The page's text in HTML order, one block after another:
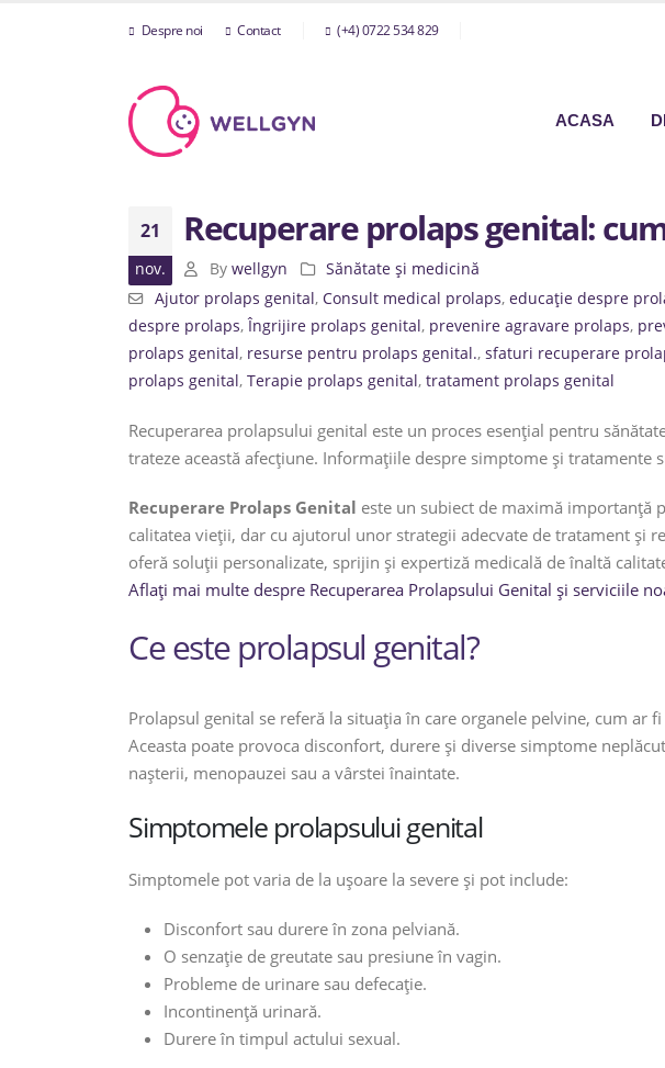
Despre noi Contact (+4) 0722 534 829
ACASA
21
nov.
Recuperare prolaps genital:
By wellgyn
Sănătate și medicină
Ajutor prolaps genital, Consult medical prolaps, educație despre
despre prolaps,Îngrijire prolaps genital, prevenire agravare prolaps,
prolaps genital, resurse pentru prolaps genital., sfaturi recuperare
prolaps genital, Terapie prolaps genital, tratament prolaps genital
Recuperarea prolapsului genital este un proces esențial pentru
trateze această afecțiune. Informațiile despre simptome și tratamente
Recuperare Prolaps Genital este un subiect de maximă importanță
calitatea vieții, dar cu ajutorul unor strategii adecvate de tratament și
oferă soluții personalizate, sprijin și expertiză medicală de înaltă
Aflați mai multe despre Recuperarea Prolapsului Genital și serviciile
Ce este prolapsul genital?
Prolapsul genital se referă la situația în care organele pelvine, cum
Aceasta poate provoca disconfort, durere și diverse simptome
nașterii, menopauzei sau a vârstei înaintate.
Simptomele prolapsului genital
Simptomele pot varia de la ușoare la severe și pot include:
Disconfort sau durere în zona pelviană.
O senzație de greutate sau presiune în vagin.
Probleme de urinare sau defecație.
Incontinență urinară.
Durere în timpul actului sexual.